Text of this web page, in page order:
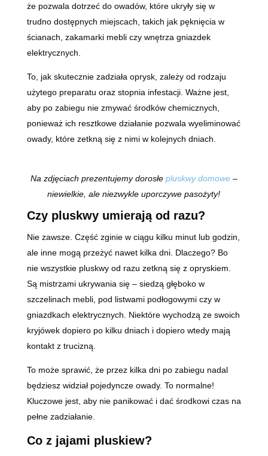
że pozwala dotrzeć do owadów, które ukryły się w
trudno dostępnych miejscach, takich jak pęknięcia w
ścianach, zakamarki mebli czy wnętrza gniazdek
elektrycznych.
To, jak skutecznie zadziała oprysk, zależy od rodzaju
użytego preparatu oraz stopnia infestacji. Ważne jest,
aby po zabiegu nie zmywać środków chemicznych,
ponieważ ich resztkowe działanie pozwala wyeliminować
owady, które zetkną się z nimi w kolejnych dniach.
Na zdjęciach prezentujemy dorosłe pluskwy domowe–
niewielkie, ale niezwykle uporczywe pasożyty!
Czy pluskwy umierają od razu?
Nie zawsze. Część zginie w ciągu kilku minut lub godzin,
ale inne mogą przeżyć nawet kilka dni. Dlaczego? Bo
nie wszystkie pluskwy od razu zetkną się z opryskiem.
Są mistrzami ukrywania się – siedzą głęboko w
szczelinach mebli, pod listwami podłogowymi czy w
gniazdkach elektrycznych. Niektóre wychodzą ze swoich
kryjówek dopiero po kilku dniach i dopiero wtedy mają
kontakt z trucizną.
To może sprawić, że przez kilka dni po zabiegu nadal
będziesz widział pojedyncze owady. To normalne!
Kluczowe jest, aby nie panikować i dać środkowi czas na
pełne zadziałanie.
Co z jajami pluskiew?